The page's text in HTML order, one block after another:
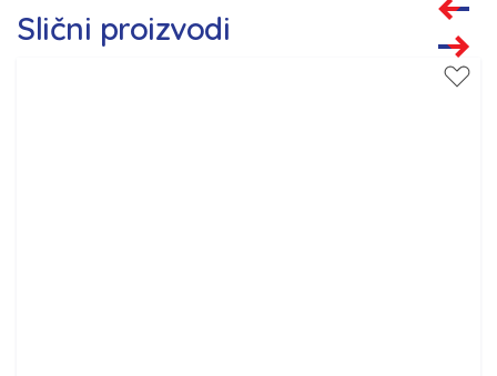
Slični proizvodi